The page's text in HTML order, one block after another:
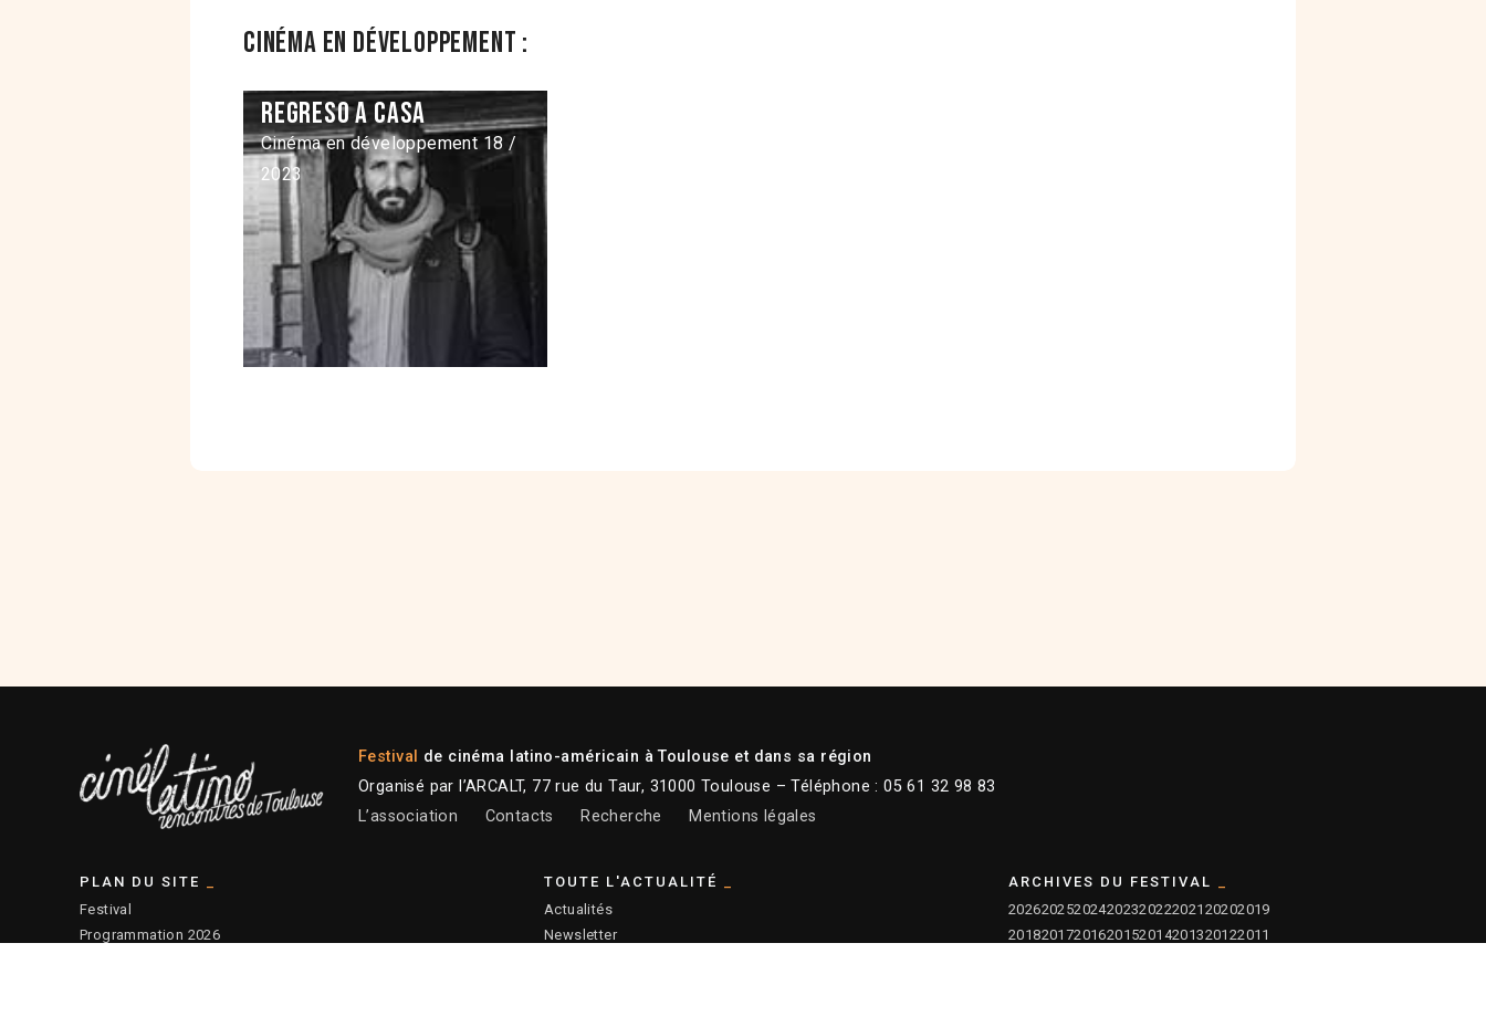
Cinéma en développement :
Regreso a casa
Cinéma en développement 18 /
2023
Festival de cinéma latino-américain à Toulouse et dans sa région
Organisé par l’ARCALT, 77 rue du Taur, 31000 Toulouse – Téléphone : 05 61 32 98 83
L’association
Contacts Recherche Mentions légales
PLAN DU SITE
Festival
Programmation 2026
TOUTE L'ACTUALITÉ
Actualités
Newsletter
ARCHIVES DU FESTIVAL
202620252024202320222021 20202019
20182017201620152014201320122011